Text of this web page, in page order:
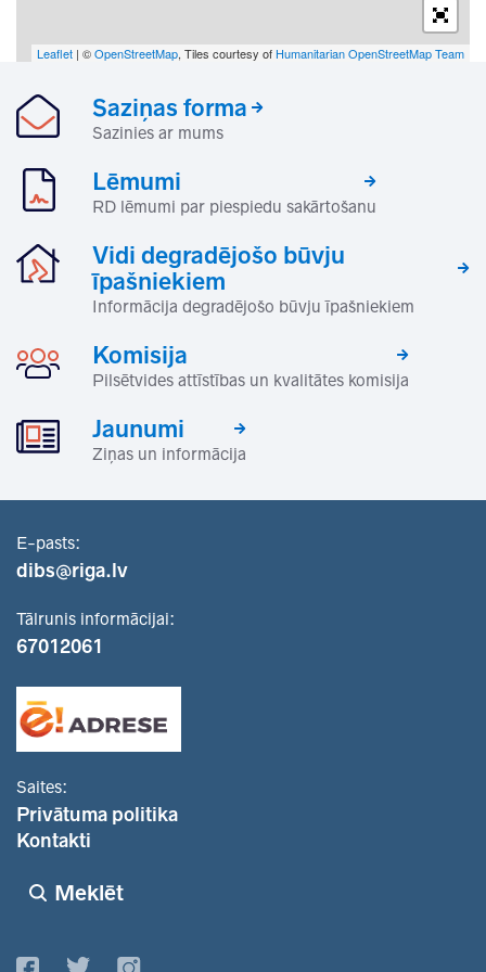
Leaflet | ©OpenStreetMap, Tiles courtesy of Humanitarian OpenStreetMap Team
Saziņas forma
Sazinies ar mums
Lēmumi
RD lēmumi par piespiedu sakārtošanu
Vidi degradējošo būvju
īpašniekiem
Informācija degradējošo būvju īpašniekiem
Komisija
Pilsētvides attīstības un kvalitātes komisija
Jaunumi
Ziņas un informācija
E-pasts:
dibs@riga.lv
Tālrunis informācijai:
67012061
Saites:
Privātuma politika
Kontakti
Meklēt